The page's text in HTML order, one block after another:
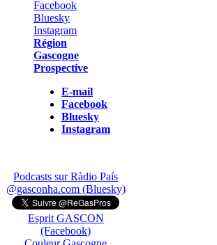
Région
Gascogne
Prospective
E-mail
Facebook
Bluesky
Instagram
Podcasts sur Ràdio País
@gasconha.com (Bluesky)
Esprit GASCON
(Facebook)